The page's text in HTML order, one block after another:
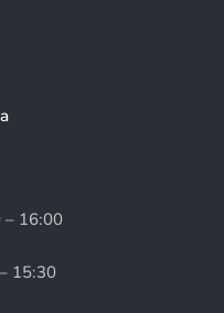
– 16:00
15:30